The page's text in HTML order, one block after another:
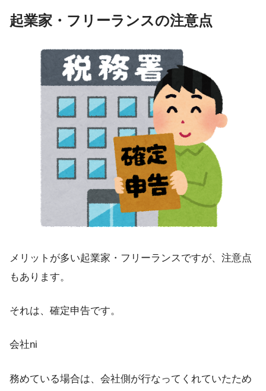
起業家・フリーランスの注意点
メリットが多い起業家・フリーランスですが、注意点
もあります。
それは、 確定申告です。
会社ni
務めている場合は、会社側が行なってくれていたため